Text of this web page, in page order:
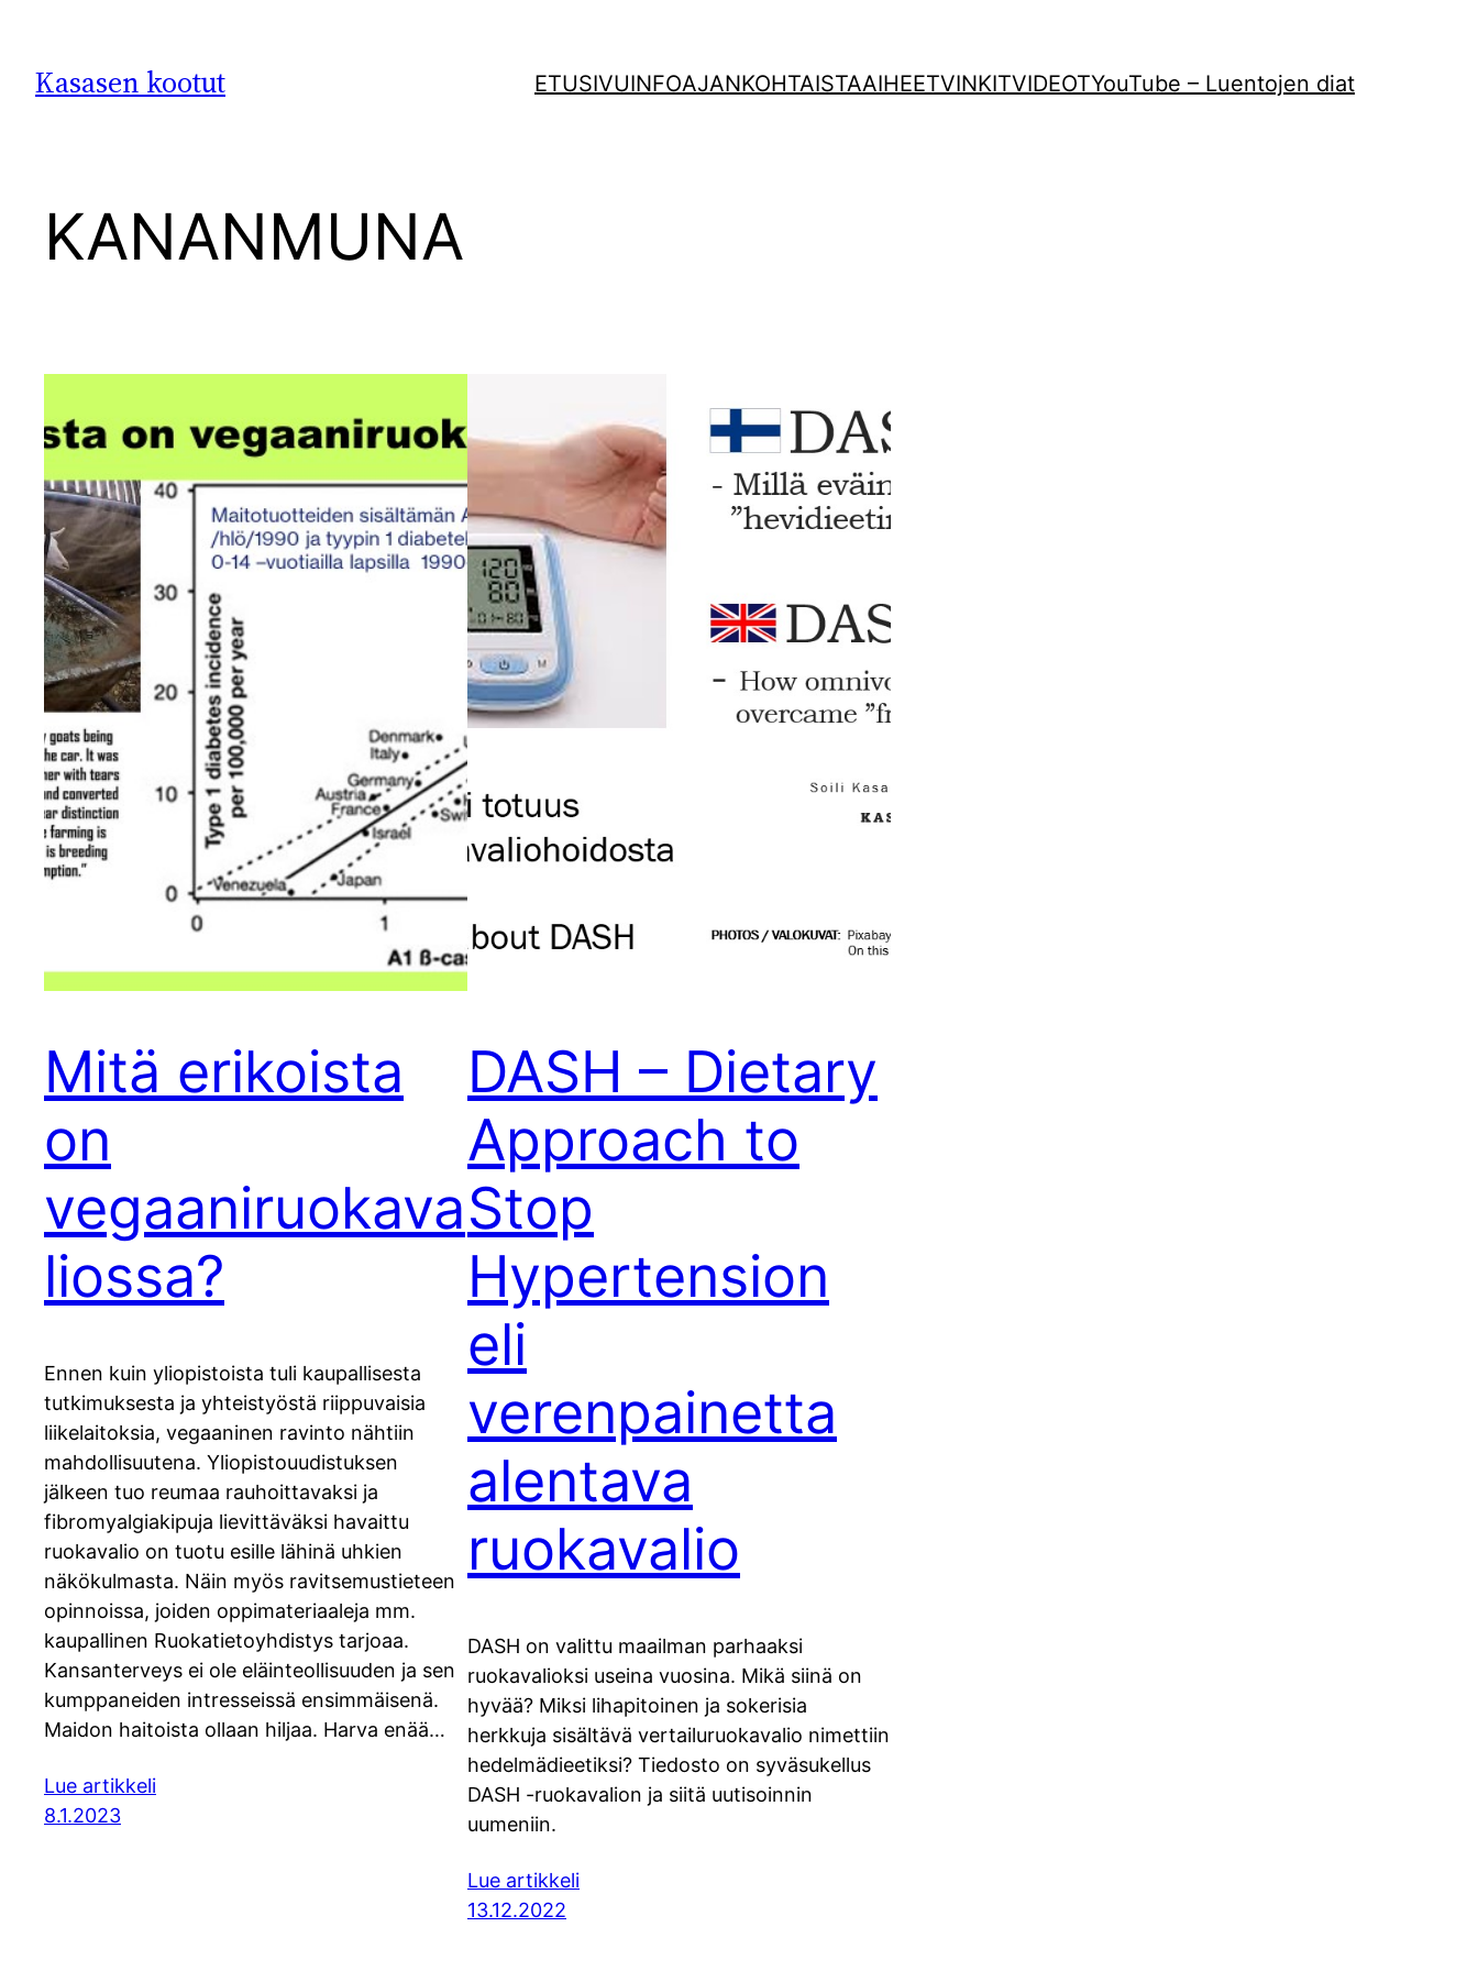
Kasasen kootut ETUSIVUINFOAJANKOHTAISTAAIHEETVINKITVIDEOTYouTube – Luentojen diat
KANANMUNA
Mitä erikoista
on
vegaaniruokava
liossa?
Ennen kuin yliopistoista tuli kaupallisesta
tutkimuksesta ja yhteistyöstä riippuvaisia
liikelaitoksia, vegaaninen ravinto nähtiin
mahdollisuutena. Yliopistouudistuksen
jälkeen tuo reumaa rauhoittavaksi ja
fibromyalgiakipuja lievittäväksi havaittu
ruokavalio on tuotu esille lähinä uhkien
näkökulmasta. Näin myös ravitsemustieteen
opinnoissa, joiden oppimateriaaleja mm.
kaupallinen Ruokatietoyhdistys tarjoaa.
Kansanterveys ei ole eläinteollisuuden ja sen
kumppaneiden intresseissä ensimmäisenä.
Maidon haitoista ollaan hiljaa. Harva enää…
Lue artikkeli
8.1.2023
DASH – Dietary
Approach to
Stop
Hypertension
eli
verenpainetta
alentava
ruokavalio
DASH on valittu maailman parhaaksi
ruokavalioksi useina vuosina. Mikä siinä on
hyvää? Miksi lihapitoinen ja sokerisia
herkkuja sisältävä vertailuruokavalio nimettiin
hedelmädieetiksi? Tiedosto on syväsukellus
DASH -ruokavalion ja siitä uutisoinnin
uumeniin.
Lue artikkeli
13.12.2022